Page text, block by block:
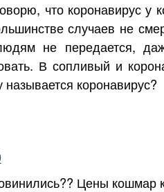
что коронавирус у
случаев не
не передается,
В сопливый и
коронавирус?
Цены кошмар